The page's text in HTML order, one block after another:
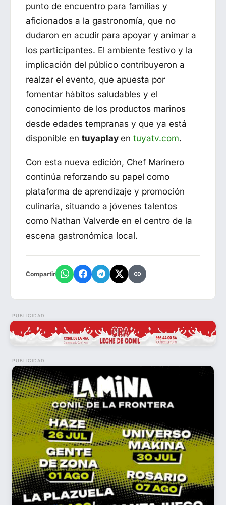
punto de encuentro para familias y
aficionados a la gastronomía, que no
dudaron en acudir para apoyar y animar a
los participantes. El ambiente festivo y la
implicación del público contribuyeron a
realzar el evento, que apuesta por
fomentar hábitos saludables y el
conocimiento de los productos marinos
desde edades tempranas y que ya está
disponible en tuyaplay en tuyatv.com.
Con esta nueva edición, Chef Marinero
continúa reforzando su papel como
plataforma de aprendizaje y promoción
culinaria, situando a jóvenes talentos
como Nathan Valverde en el centro de la
escena gastronómica local.
Compartir
PUBLICIDAD
PUBLICIDAD